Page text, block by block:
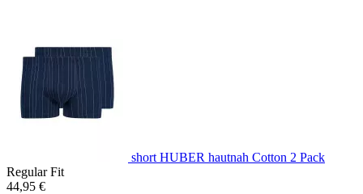
short HUBER hautnah Cotton 2 Pack
Regular Fit
44,95 €